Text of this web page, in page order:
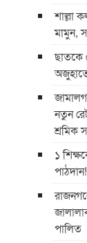
শাল্লা
মামুন,
ছাতকে
নতুন
শ্রমিক
১
পাঠদান!
পালিত